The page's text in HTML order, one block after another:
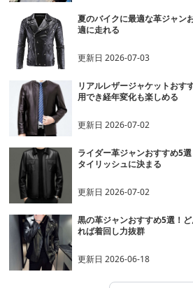
夏のバイクに最適な革ジャン
適に走れる
更新日2026-07-03
リアルレザージャケットおす
用でき経年変化も楽しめる
更新日2026-07-02
ライダー革ジャンおすすめ5
タイリッシュに決まる
更新日2026-07-02
黒の革ジャンおすすめ5選！
れば着回し力抜群
更新日2026-06-18